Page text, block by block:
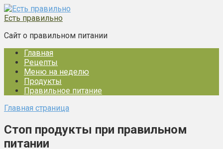
Перейти
к
Есть правильно
Сайт о правильном питании
Главная
Рецепты
Меню на неделю
Продукты
Правильное питание
Главная страница
Стоп продукты при правильном
питании